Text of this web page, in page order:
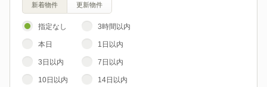
新着物件 更新物件
指定なし 3時間以内
本日 1日以内
3日以内 7日以内
10日以内 14日以内